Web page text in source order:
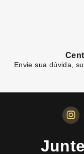
Envie sua dúvida,